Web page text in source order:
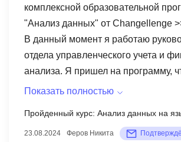
навыки уже через 3 месяца
помогли мне устроиться на
аналитика в Лиге Цифровой
на проект крупной
в качестве аналитика. Отбор
этапа - тестовое задание (задачи на
с hr и, наконец, техническое
самый сложный этап. Курс дал
комплексной образовательной
"Анализ данных" от Changellenge
В данный момент я работаю
отдела управленческого учета и
анализа. Я пришел на программу,
получить новые интересные знания
обеспечением для проведения
анализа данных. Я научился
Показать полностью
Пройденный курс: Анализ данных на
23.08.2024 Феров Никита